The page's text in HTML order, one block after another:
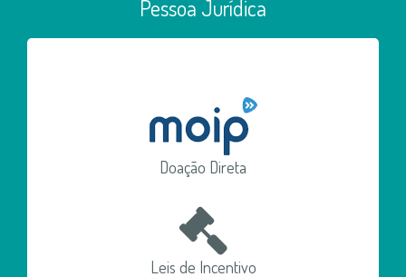
Pessoa Jurídica
Doação Direta
Leis de Incentivo